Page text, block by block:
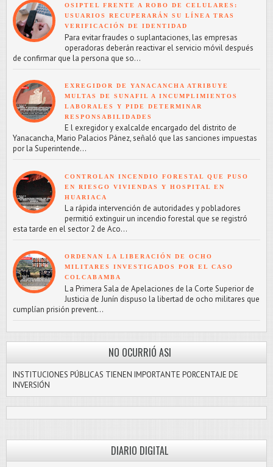
OSIPTEL FRENTE A ROBO DE CELULARES:
USUARIOS RECUPERARÁN SU LÍNEA TRAS
VERIFICACIÓN DE IDENTIDAD
Para evitar fraudes o suplantaciones, las empresas
operadoras deberán reactivar el servicio móvil después
de confirmar que la persona que so...
EXREGIDOR DE YANACANCHA ATRIBUYE
MULTAS DE SUNAFIL A INCUMPLIMIENTOS
LABORALES Y PIDE DETERMINAR
RESPONSABILIDADES
E l exregidor y exalcalde encargado del distrito de
Yanacancha, Mario Palacios Pánez, señaló que las sanciones impuestas
por la Superintende...
CONTROLAN INCENDIO FORESTAL QUE PUSO
EN RIESGO VIVIENDAS Y HOSPITAL EN
HUARIACA
L a rápida intervención de autoridades y pobladores
permitió extinguir un incendio forestal que se registró
esta tarde en el sector 2 de Aco...
ORDENAN LA LIBERACIÓN DE OCHO
MILITARES INVESTIGADOS POR EL CASO
COLCABAMBA
L a Primera Sala de Apelaciones de la Corte Superior de
Justicia de Junín dispuso la libertad de ocho militares que
cumplían prisión prevent...
NO OCURRIÓ ASI
INSTITUCIONES PÚBLICAS TIENEN IMPORTANTE PORCENTAJE DE
INVERSIÓN
DIARIO DIGITAL